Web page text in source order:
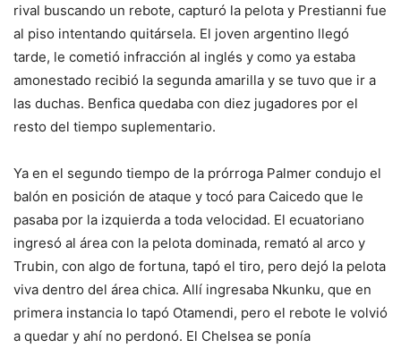
rival buscando un rebote, capturó la pelota y Prestianni fue
al piso intentando quitársela. El joven argentino llegó
tarde, le cometió infracción al inglés y como ya estaba
amonestado recibió la segunda amarilla y se tuvo que ir a
las duchas. Benfica quedaba con diez jugadores por el
resto del tiempo suplementario.
Ya en el segundo tiempo de la prórroga Palmer condujo el
balón en posición de ataque y tocó para Caicedo que le
pasaba por la izquierda a toda velocidad. El ecuatoriano
ingresó al área con la pelota dominada, remató al arco y
Trubin, con algo de fortuna, tapó el tiro, pero dejó la pelota
viva dentro del área chica. Allí ingresaba Nkunku, que en
primera instancia lo tapó Otamendi, pero el rebote le volvió
a quedar y ahí no perdonó. El Chelsea se ponía